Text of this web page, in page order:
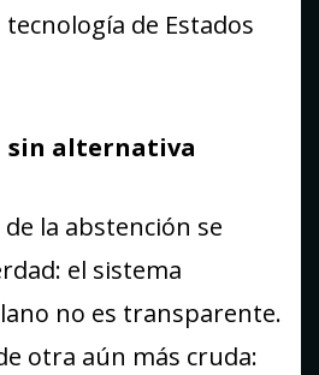
de Estados
sin alternativa
la abstención se
el sistema
no es transparente.
otra aún más cruda: